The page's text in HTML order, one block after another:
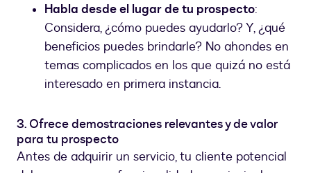
Habla desde el lugar de tu prospecto:
Considera, ¿cómo puedes ayudarlo? Y, ¿qué
beneficios puedes brindarle? No ahondes en
temas complicados en los que quizá no está
interesado en primera instancia.
3. Ofrece demostraciones relevantes y de valor
para tu prospecto
Antes de adquirir un servicio, tu cliente potencial